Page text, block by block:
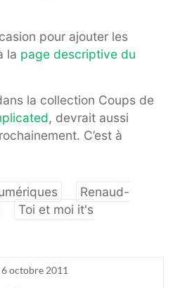
pour ajouter les
la page descriptive du
la collection Coups de
, devrait aussi
C’est à
Renaud-
Toi et moi it's
6 octobre 2011